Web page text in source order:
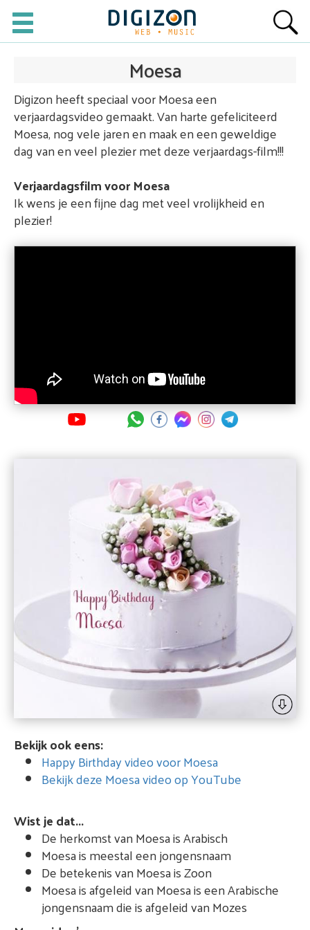
Moesa
Digizon heeft speciaal voor Moesa een
verjaardagsvideo gemaakt. Van harte gefeliciteerd
Moesa, nog vele jaren en maak en een geweldige
dag van en veel plezier met deze verjaardags-film!!!
Verjaardagsfilm voor Moesa
Ik wens je een fijne dag met veel vrolijkheid en
plezier!
Bekijk ook eens:
Happy Birthday video voor Moesa
Bekijk deze Moesa video op YouTube
Wist je dat...
De herkomst van Moesa is Arabisch
Moesa is meestal een jongensnaam
De betekenis van Moesa is Zoon
Moesa is afgeleid van Moesa is een Arabische
jongensnaam die is afgeleid van Mozes